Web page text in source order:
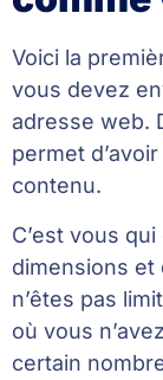
Voici la
vous devez
adresse web.
permet
contenu.
C’est vous
dimensions et
n’êtes pas
où vous
certain